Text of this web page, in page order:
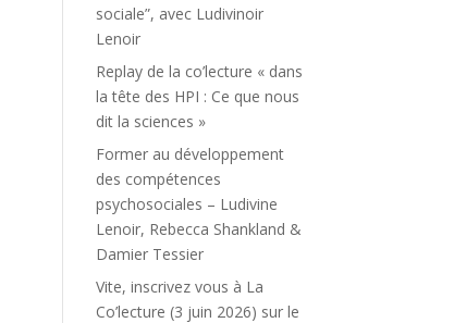
sociale”, avec Ludivinoir
Lenoir
Replay de la co’lecture « dans
la tête des HPI : Ce que nous
dit la sciences »
Former au développement
des compétences
psychosociales – Ludivine
Lenoir, Rebecca Shankland &
Damier Tessier
Vite, inscrivez vous à La
Co’lecture (3 juin 2026) sur le